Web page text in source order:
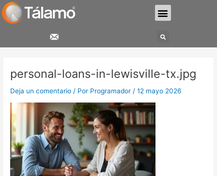
al
contenido
Menu
Search
personal-loans-in-lewisville-tx.jpg
Deja un comentario / Por Programador /12 mayo 2026